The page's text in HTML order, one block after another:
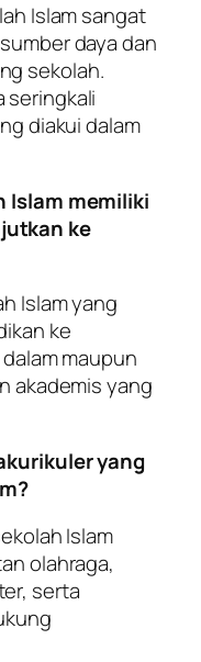
Islam sangat
daya dan
sekolah.
seringkali
diakui dalam
Islam memiliki
ke
Islam yang
ke
maupun
akademis yang
yang
Islam
olahraga,
serta